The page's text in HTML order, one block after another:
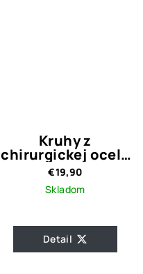
Kruhy z
chirurgickej ocele
Hoops Lie
€19,90
Skladom
Detail